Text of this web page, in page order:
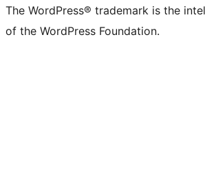
The WordPress® trademark is the
of the WordPress Foundation.